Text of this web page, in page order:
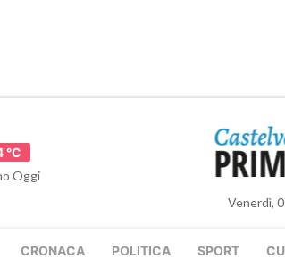
°C
Oggi
Venerdì,
CRONACA POLITICA SPORT